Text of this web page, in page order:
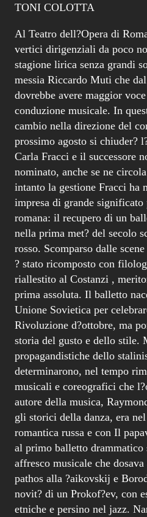
TONI COLOTTA
Al Teatro dell?Opera di
vertici dirigenziali da poco
stagione lirica senza grandi
messia Riccardo Muti che
dovrebbe avere maggior
conduzione musicale. In
cambio nella direzione del
prossimo agosto si chiuder?
Carla Fracci e il successore
nominato, anche se ne
intanto la gestione Fracci ha
impresa di grande
romana: il recupero di un
nella prima met? del secolo
rosso. Scomparso dalle
? stato ricomposto con
riallestito al Costanzi ,
prima assoluta. Il balletto
Unione Sovietica per
Rivoluzione d?ottobre, ma
storia del gusto e dello stile.
propagandistiche dello
determinarono, nel tempo
musicali e coreografici che
autore della musica,
gli storici della danza, era
romantica russa e con Il
al primo balletto drammatico
affresco musicale che
pathos alla ?aikovskij e
novit? di un Prokof?ev, con
etniche e persino nel jazz.